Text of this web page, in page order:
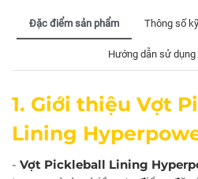
Đặc điểm sản phẩm Thông số
Hướng dẫn sử dụng
1. Giới thiệu Vợt
Lining
- Vợt Pickleball Lining